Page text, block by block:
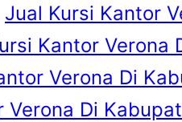
Jual Kursi Kantor
Kantor Verona
Verona Di
Verona Di